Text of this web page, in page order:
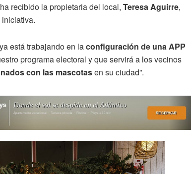
recibido la propietaria del local, Teresa Aguirre,
está trabajando en laconfiguración de una APP
programa electoral y que servirá a los vecinos
con las mascotasen su ciudad”.